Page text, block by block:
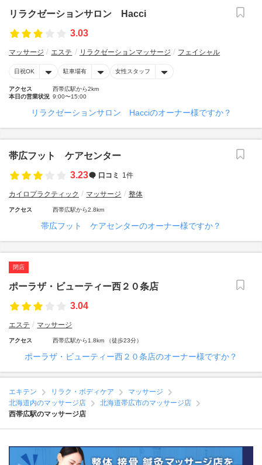
リラクゼーションサロン Hacci
3.03
マッサージ エステ リラクゼーションマッサージ フェイシャル
日祝OK 駐車場有 女性スタッフ
アクセス
西帯広駅から2km
本日の営業状況 9:00〜15:00
リラクゼーションサロン Hacciのオーナー様ですか？
帯広フット ケアセンター
3.23
口コミ 1件
カイロプラクティック マッサージ 整体
アクセス 西帯広駅から2.8km
帯広フット ケアセンターのオーナー様ですか？
閉店
ポーラザ・ビューティー西２０条店
3.04
エステ マッサージ
アクセス 西帯広駅から1.8km （徒歩23分）
ポーラザ・ビューティー西２０条店のオーナー様ですか？
エキテン リラク・ボディケア
マッサージ
北海道内のマッサージ店
北海道帯広市のマッサージ店
西帯広駅のマッサージ店